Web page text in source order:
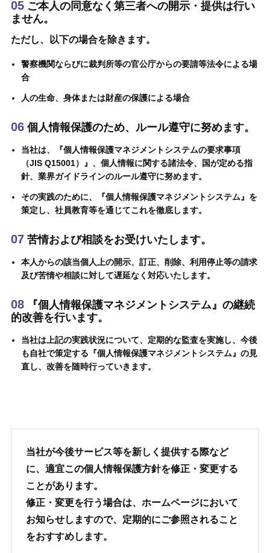
05 ご本人の同意なく第三者への開示・提供は行い
ません。
ただし、以下の場合を除きます。
警察機関ならびに裁判所等の官公庁からの要請等法令による場
合
人の生命、身体または財産の保護による場合
06 個人情報保護のため、ルール遵守に努めます。
当社は、『個人情報保護マネジメントシステムの要求事項
（JIS Q15001）』、個人情報に関する諸法令、国が定める指
針、業界ガイドラインのルール遵守に努めます。
その実践のために、『個人情報保護マネジメントシステム』を
策定し、社員教育等を通じてこれを徹底します。
07 苦情および相談をお受けいたします。
本人からの該当個人上の開示、訂正、削除、利用停止等の請求
及び苦情や相談に対して遅延なく対応いたします。
08
『個人情報保護マネジメントシステム』の継続
的改善を行います。
当社は上記の実践状況について、定期的な監査を実施し、今後
も自社で策定する『個人情報保護マネジメントシステム』の見
直し、改善を随時行っていきます。
当社が今後サービス等を新しく提供する際など
に、適宜この個人情報保護方針を修正・変更する
ことがあります。
修正・変更を行う場合は、ホームページにおいて
お知らせしますので、定期的にご参照されること
をおすすめします。